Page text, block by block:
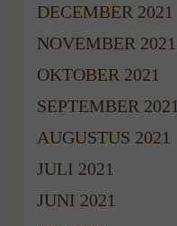
DECEMBER 2021
NOVEMBER 2021
OKTOBER 2021
SEPTEMBER 2021
AUGUSTUS 2021
JULI 2021
JUNI 2021